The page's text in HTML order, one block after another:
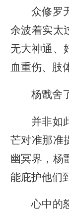
众修罗
余波着实太
无大神通、
血重伤、肢
杨戬舍
并非如
芒对准那准
幽冥界，杨
能庇护他们
心中的